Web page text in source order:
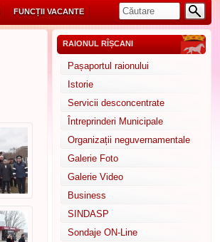
FUNCȚII VACANTE
RAIONUL RÎȘCANI
Pașaportul raionului
Istorie
Servicii desconcentrate
Întreprinderi Municipale
Organizații neguvernamentale
Galerie Foto
Galerie Video
Business
SINDASP
Sondaje ON-Line